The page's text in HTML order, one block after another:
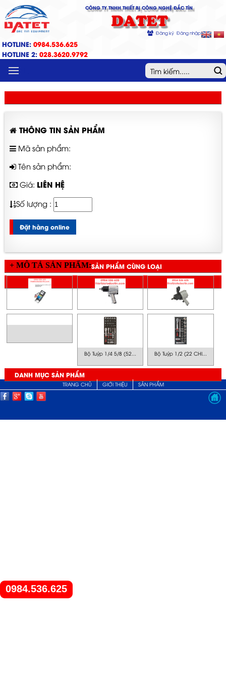
CÔNG TY TNHH THIẾT BỊ CÔNG NGHỆ ĐẮC TÍN
DATET
Đăng ký Đăng nhập
HOTLINE: 0984.536.625
HOTLINE 2: 028.3620.9792
0984.536.625
MENU
THÔNG TIN SẢN PHẨM
Mã sản phẩm:
Tên sản phẩm:
Giá: LIÊN HỆ
Số lượng :
Đặt hàng online
+ MÔ TẢ SẢN PHẨM:SẢN PHẨM CÙNG LOẠI
Bộ Tuýp 1/4 5/8 (52... Bộ Tuýp 1/2 (22 CHI...
DANH MỤC SẢN PHẨM
TRANG CHỦ GIỚI THIỆU SẢN PHẨM